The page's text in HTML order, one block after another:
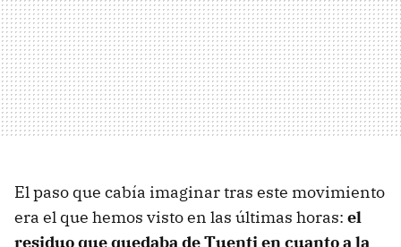
El paso que cabía imaginar tras este movimiento
era el que hemos visto en las últimas horas: el
residuo que quedaba de Tuenti en cuanto a la